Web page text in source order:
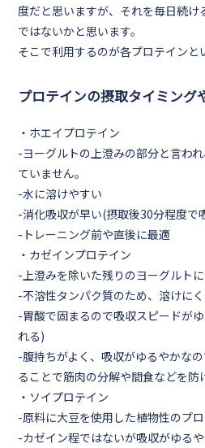
度だと思いますが、それを毎日続
ではないかと思います。
そこで利用するのが各プロテインと
プロテインの摂取タイミング
・ ホエイプロテイン
-ヨーグルトの上澄みの部分と言わ
ていません。
-水に溶けやすい
-消化吸収が早い(摂取後30分程度で
-トレーニング前や直後に最適
・ カゼインプロテイン
-上澄みを除いた残りのヨーグルト
-不溶性タンパク質のため、溶けに
-胃酸で固まるので吸収スピードが
れる)
-腹持ちがよく、吸収がゆるやかな
ることで筋肉の分解や間食などを防
・ ソイプロテイン
-原料に大豆を使用した植物性のプ
-カゼイン程ではないが吸収がゆる